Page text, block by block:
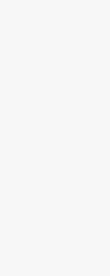
коленного
сгибания/
сустава от
воздействия
сустава
шарнир
что